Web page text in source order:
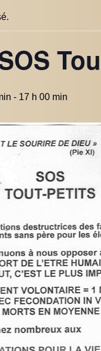
- 17 h 00 min